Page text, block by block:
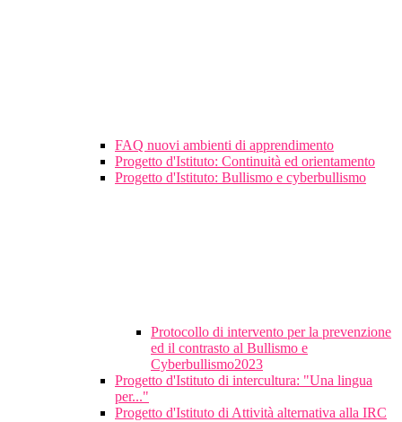
FAQ nuovi ambienti di apprendimento
Progetto d'Istituto: Continuità ed orientamento
Progetto d'Istituto: Bullismo e cyberbullismo
Protocollo di intervento per la prevenzione
ed il contrasto al Bullismo e
Cyberbullismo2023
Progetto d'Istituto di intercultura: "Una lingua
per..."
Progetto d'Istituto di Attività alternativa alla IRC